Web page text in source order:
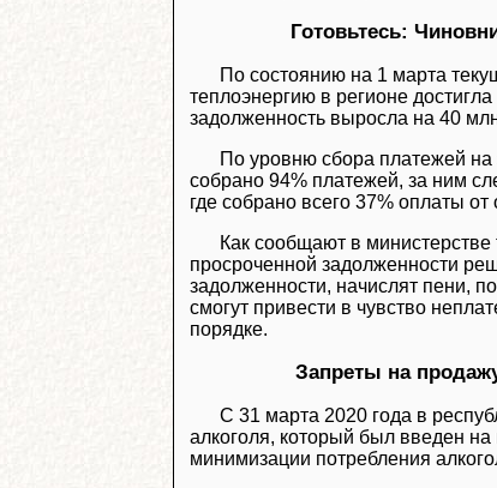
Готовьтесь:
По состоянию на 1 марта
теплоэнергию в регионе
задолженность выросла на 40
По уровню сбора платежей
собрано 94% платежей, за ним
где собрано всего 37% оплаты от
Как сообщают в министерстве
просроченной задолженности
задолженности, начислят пени,
смогут привести в чувство
порядке.
Запреты на
С 31 марта 2020 года в
алкоголя, который был введен
минимизации потребления